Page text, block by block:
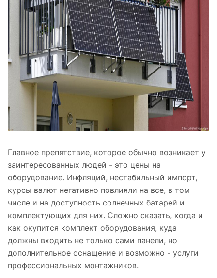
Главное препятствие, которое обычно возникает у
заинтересованных людей - это цены на
оборудование. Инфляций, нестабильный импорт,
курсы валют негативно повлияли на все, в том
числе и на доступность солнечных батарей и
комплектующих для них. Сложно сказать, когда и
как окупится комплект оборудования, куда
должны входить не только сами панели, но
дополнительное оснащение и возможно - услуги
профессиональных монтажников.